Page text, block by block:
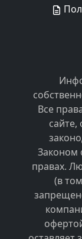
Все
сайте,
Законом
правах.
(в